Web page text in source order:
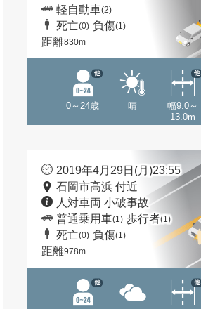
軽自動車(2)
死亡(0) 負傷(1)
距離830m
0～24歳
他
晴
幅9.0～
13.0m
他
2019年4月29日(月)23:55
石岡市高浜 付近
人対車両 小破事故
普通乗用車(1) 歩行者(1)
死亡(0) 負傷(1)
距離978m
他 他